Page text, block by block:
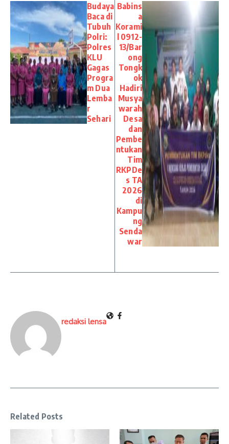
Budaya
Baca di
Tubuh
Polri:
Polres
KLU
Gagas
Progra
m Dua
Lemba
r
Sehari
Babins
a
Korami
l 0912-
13/Bar
ong
Tongk
ok
Hadiri
Musya
warah
Desa
dan
Pembe
ntukan
Tim
RKPDe
s TA
2026
di
Kampu
ng
Senda
war
redaksi lensa
Related Posts